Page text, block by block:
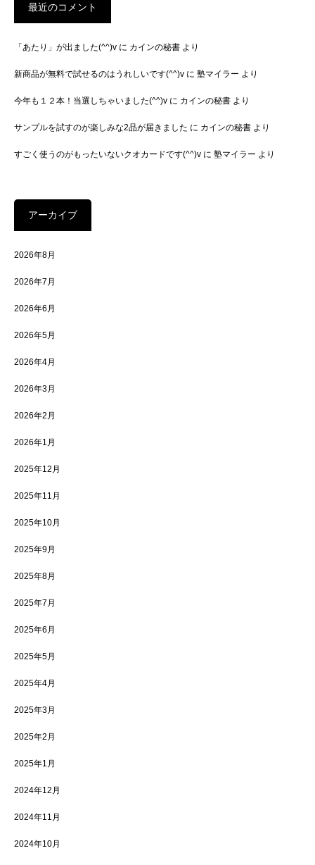
最近のコメント
「あたり」が出ました(^^)v に カインの秘書 より
新商品が無料で試せるのはうれしいです(^^)v に 塾マイラー より
今年も１２本！当選しちゃいました(^^)v に カインの秘書 より
サンプルを試すのが楽しみな2品が届きました に カインの秘書 より
すごく使うのがもったいないクオカードです(^^)v に 塾マイラー より
アーカイブ
2026年8月
2026年7月
2026年6月
2026年5月
2026年4月
2026年3月
2026年2月
2026年1月
2025年12月
2025年11月
2025年10月
2025年9月
2025年8月
2025年7月
2025年6月
2025年5月
2025年4月
2025年3月
2025年2月
2025年1月
2024年12月
2024年11月
2024年10月